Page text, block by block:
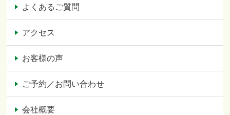
よくあるご質問
アクセス
お客様の声
ご予約／お問い合わせ
会社概要